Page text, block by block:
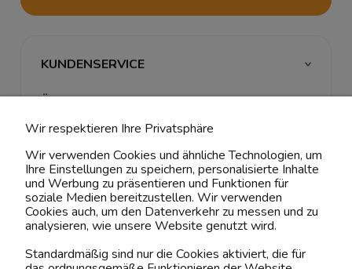
Kontaktiere uns!
KUNDENSERVICE
ÜBER UNS & RECHTLICHES
MEIN ACCOUNT
BELIEBTE KATEGORIEN
Wir respektieren Ihre Privatsphäre
Wir verwenden Cookies und ähnliche Technologien, um
Ihre Einstellungen zu speichern, personalisierte Inhalte
und Werbung zu präsentieren und Funktionen für
soziale Medien bereitzustellen. Wir verwenden
Cookies auch, um den Datenverkehr zu messen und zu
analysieren, wie unsere Website genutzt wird.
Standardmäßig sind nur die Cookies aktiviert, die für